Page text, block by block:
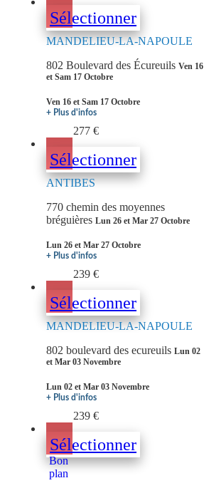
Sélectionner
MANDELIEU-LA-NAPOULE
802 Boulevard des Écureuils Ven 16
et Sam 17 Octobre
Ven 16 et Sam 17 Octobre
+ Plus d'infos
277 €
Sélectionner
ANTIBES
770 chemin des moyennes
bréguières Lun 26 et Mar 27 Octobre
Lun 26 et Mar 27 Octobre
+ Plus d'infos
239 €
Sélectionner
MANDELIEU-LA-NAPOULE
802 boulevard des ecureuils Lun 02
et Mar 03 Novembre
Lun 02 et Mar 03 Novembre
+ Plus d'infos
239 €
Sélectionner
Bon
plan